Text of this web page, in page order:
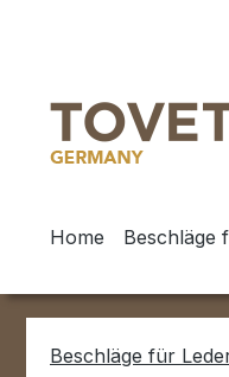
Home Beschläge
Beschläge für